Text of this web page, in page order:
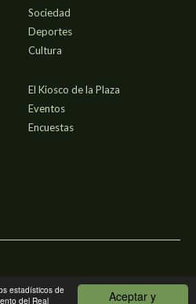
Aceptar y
estadísticos de
del Real
Sociedad
Deportes
Cultura
El Kiosco de la Plaza
Eventos
Encuestas